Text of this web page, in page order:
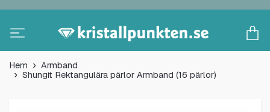
Hem
Armband
Shungit Rektangulära pärlor Armband (16 pärlor)